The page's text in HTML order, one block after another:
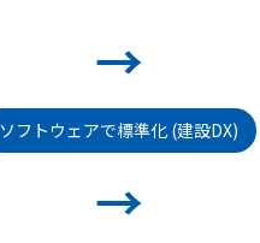
→
ソフトウェアで標準化 (建設DX)
→